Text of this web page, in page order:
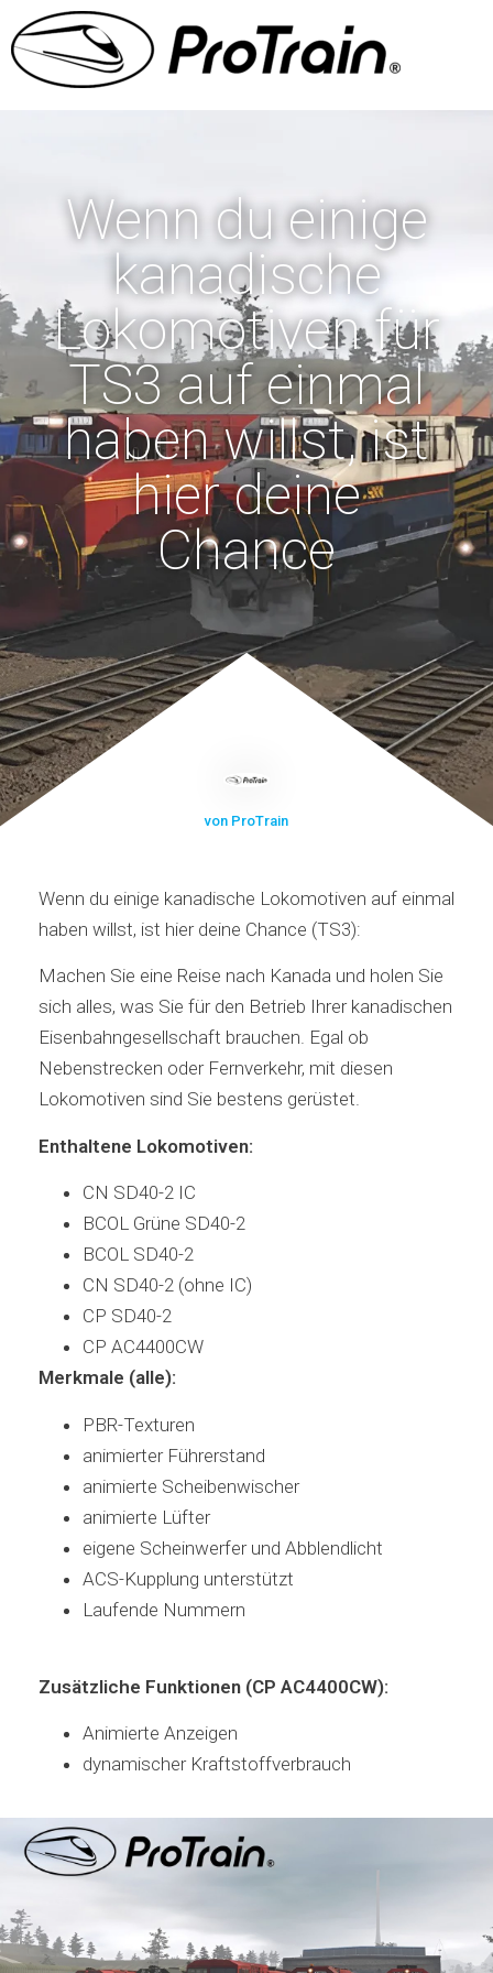
Wenn du einige
kanadische
Lokomotiven für
TS3 auf einmal
haben willst, ist
hier deine
Chance
von ProTrain
Wenn du einige kanadische Lokomotiven auf einmal
haben willst, ist hier deine Chance (TS3):
Machen Sie eine Reise nach Kanada und holen Sie
sich alles, was Sie für den Betrieb Ihrer kanadischen
Eisenbahngesellschaft brauchen. Egal ob
Nebenstrecken oder Fernverkehr, mit diesen
Lokomotiven sind Sie bestens gerüstet.
Enthaltene Lokomotiven:
CN SD40-2 IC
BCOL Grüne SD40-2
BCOL SD40-2
CN SD40-2 (ohne IC)
CP SD40-2
CP AC4400CW
Merkmale (alle):
PBR-Texturen
animierter Führerstand
animierte Scheibenwischer
animierte Lüfter
eigene Scheinwerfer und Abblendlicht
ACS-Kupplung unterstützt
Laufende Nummern
Zusätzliche Funktionen (CP AC4400CW):
Animierte Anzeigen
dynamischer Kraftstoffverbrauch